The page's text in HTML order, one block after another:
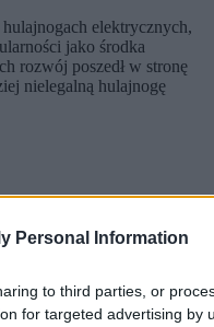
Personal Information
to third parties, or
for targeted advertising by
elektrycznych,
jako środka
rozwój poszedł w stronę
nielegalną hulajnogę